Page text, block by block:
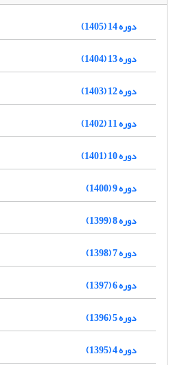
دوره 14 (1405)
دوره 13 (1404)
دوره 12 (1403)
دوره 11 (1402)
دوره 10 (1401)
دوره 9 (1400)
دوره 8 (1399)
دوره 7 (1398)
دوره 6 (1397)
دوره 5 (1396)
دوره 4 (1395)